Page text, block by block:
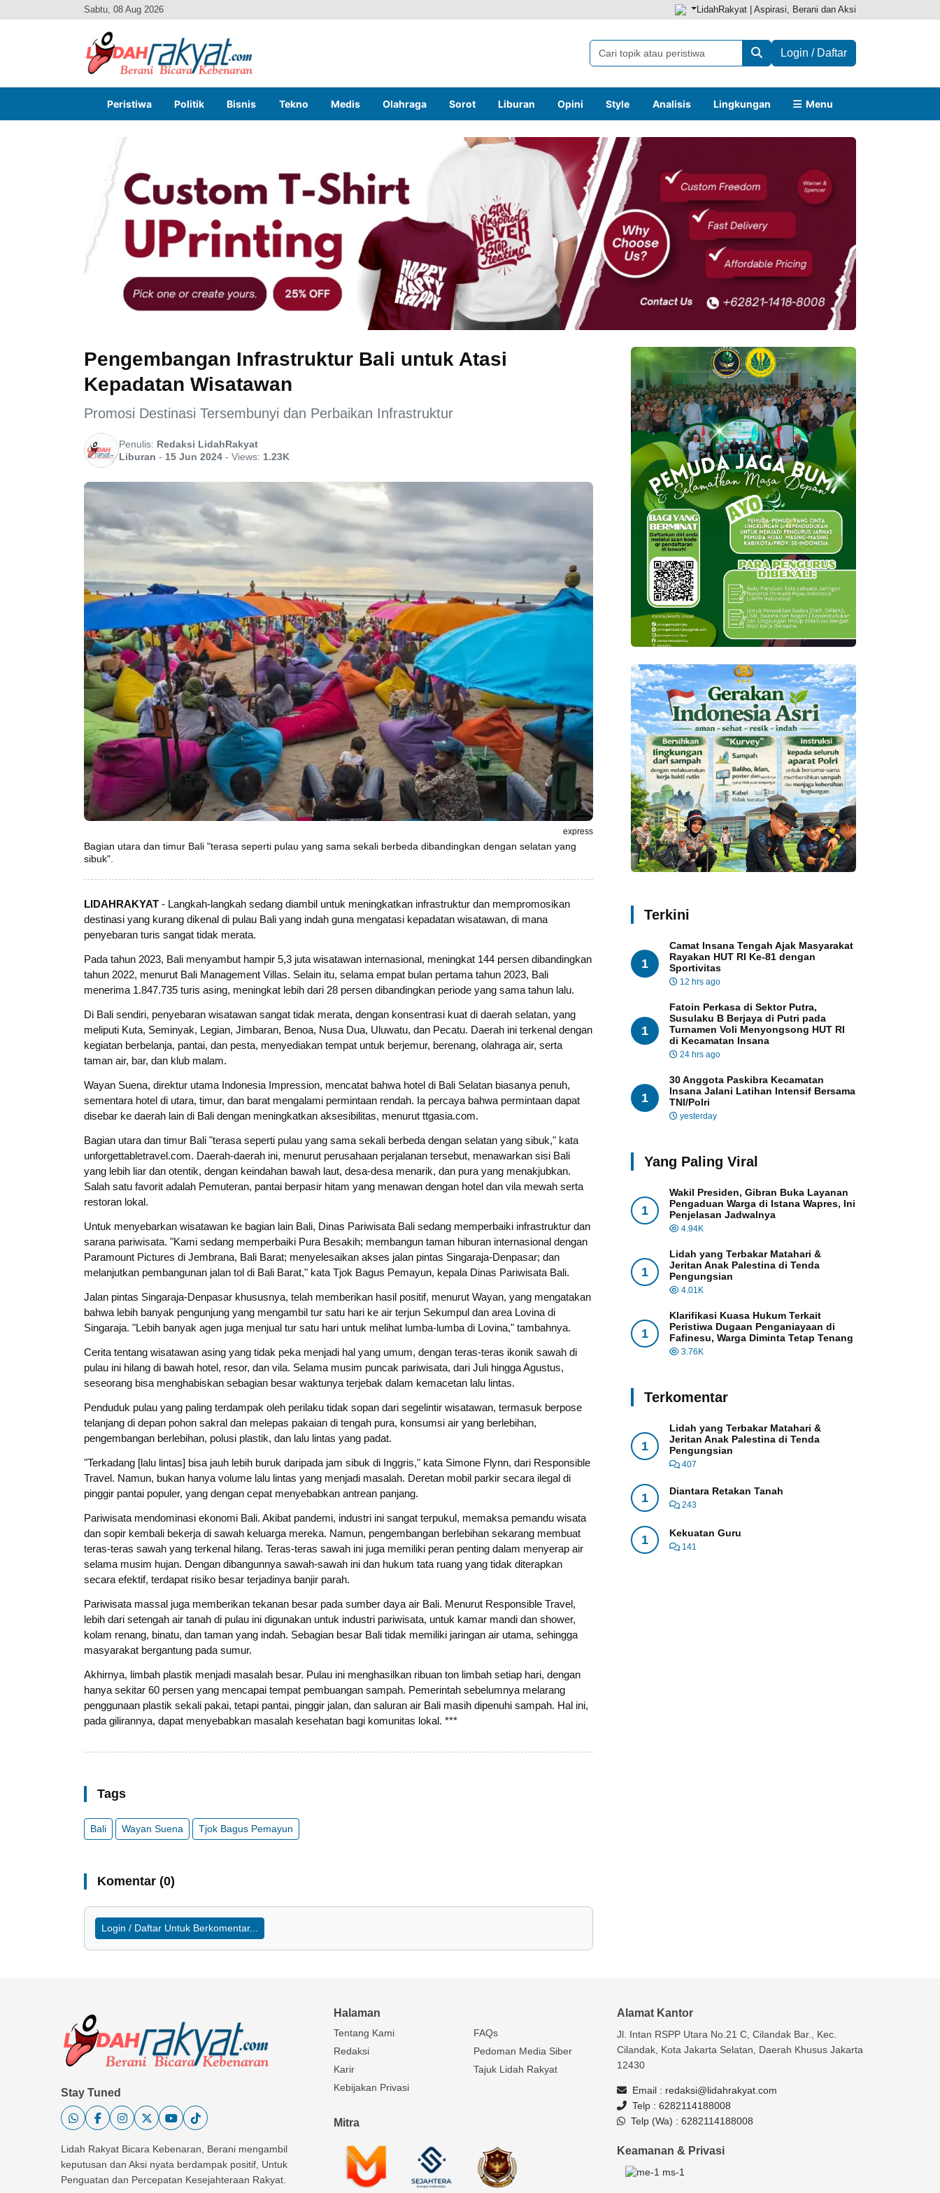
Sabtu, 08 Aug 2026 LidahRakyat | Aspirasi, Berani dan Aksi
Login / Daftar
Peristiwa Politik Bisnis Tekno Medis Olahraga Sorot Liburan Opini Style Analisis Lingkungan Menu
Pengembangan Infrastruktur Bali untuk Atasi
Kepadatan Wisatawan
Promosi Destinasi Tersembunyi dan Perbaikan Infrastruktur
Penulis: Redaksi LidahRakyat
Liburan - 15 Jun 2024 - Views: 1.23K
express
Bagian utara dan timur Bali "terasa seperti pulau yang sama sekali berbeda dibandingkan dengan selatan yang
sibuk".
LIDAHRAKYAT - Langkah-langkah sedang diambil untuk meningkatkan infrastruktur dan mempromosikan
destinasi yang kurang dikenal di pulau Bali yang indah guna mengatasi kepadatan wisatawan, di mana
penyebaran turis sangat tidak merata.
Pada tahun 2023, Bali menyambut hampir 5,3 juta wisatawan internasional, meningkat 144 persen dibandingkan
tahun 2022, menurut Bali Management Villas. Selain itu, selama empat bulan pertama tahun 2023, Bali
menerima 1.847.735 turis asing, meningkat lebih dari 28 persen dibandingkan periode yang sama tahun lalu.
Di Bali sendiri, penyebaran wisatawan sangat tidak merata, dengan konsentrasi kuat di daerah selatan, yang
meliputi Kuta, Seminyak, Legian, Jimbaran, Benoa, Nusa Dua, Uluwatu, dan Pecatu. Daerah ini terkenal dengan
kegiatan berbelanja, pantai, dan pesta, menyediakan tempat untuk berjemur, berenang, olahraga air, serta
taman air, bar, dan klub malam.
Wayan Suena, direktur utama Indonesia Impression, mencatat bahwa hotel di Bali Selatan biasanya penuh,
sementara hotel di utara, timur, dan barat mengalami permintaan rendah. Ia percaya bahwa permintaan dapat
disebar ke daerah lain di Bali dengan meningkatkan aksesibilitas, menurut ttgasia.com.
Bagian utara dan timur Bali "terasa seperti pulau yang sama sekali berbeda dengan selatan yang sibuk," kata
unforgettabletravel.com. Daerah-daerah ini, menurut perusahaan perjalanan tersebut, menawarkan sisi Bali
yang lebih liar dan otentik, dengan keindahan bawah laut, desa-desa menarik, dan pura yang menakjubkan.
Salah satu favorit adalah Pemuteran, pantai berpasir hitam yang menawan dengan hotel dan vila mewah serta
restoran lokal.
Untuk menyebarkan wisatawan ke bagian lain Bali, Dinas Pariwisata Bali sedang memperbaiki infrastruktur dan
sarana pariwisata. "Kami sedang memperbaiki Pura Besakih; membangun taman hiburan internasional dengan
Paramount Pictures di Jembrana, Bali Barat; menyelesaikan akses jalan pintas Singaraja-Denpasar; dan
melanjutkan pembangunan jalan tol di Bali Barat," kata Tjok Bagus Pemayun, kepala Dinas Pariwisata Bali.
Jalan pintas Singaraja-Denpasar khususnya, telah memberikan hasil positif, menurut Wayan, yang mengatakan
bahwa lebih banyak pengunjung yang mengambil tur satu hari ke air terjun Sekumpul dan area Lovina di
Singaraja. "Lebih banyak agen juga menjual tur satu hari untuk melihat lumba-lumba di Lovina," tambahnya.
Cerita tentang wisatawan asing yang tidak peka menjadi hal yang umum, dengan teras-teras ikonik sawah di
pulau ini hilang di bawah hotel, resor, dan vila. Selama musim puncak pariwisata, dari Juli hingga Agustus,
seseorang bisa menghabiskan sebagian besar waktunya terjebak dalam kemacetan lalu lintas.
Penduduk pulau yang paling terdampak oleh perilaku tidak sopan dari segelintir wisatawan, termasuk berpose
telanjang di depan pohon sakral dan melepas pakaian di tengah pura, konsumsi air yang berlebihan,
pengembangan berlebihan, polusi plastik, dan lalu lintas yang padat.
"Terkadang [lalu lintas] bisa jauh lebih buruk daripada jam sibuk di Inggris," kata Simone Flynn, dari Responsible
Travel. Namun, bukan hanya volume lalu lintas yang menjadi masalah. Deretan mobil parkir secara ilegal di
pinggir pantai populer, yang dengan cepat menyebabkan antrean panjang.
Pariwisata mendominasi ekonomi Bali. Akibat pandemi, industri ini sangat terpukul, memaksa pemandu wisata
dan sopir kembali bekerja di sawah keluarga mereka. Namun, pengembangan berlebihan sekarang membuat
teras-teras sawah yang terkenal hilang. Teras-teras sawah ini juga memiliki peran penting dalam menyerap air
selama musim hujan. Dengan dibangunnya sawah-sawah ini dan hukum tata ruang yang tidak diterapkan
secara efektif, terdapat risiko besar terjadinya banjir parah.
Pariwisata massal juga memberikan tekanan besar pada sumber daya air Bali. Menurut Responsible Travel,
lebih dari setengah air tanah di pulau ini digunakan untuk industri pariwisata, untuk kamar mandi dan shower,
kolam renang, binatu, dan taman yang indah. Sebagian besar Bali tidak memiliki jaringan air utama, sehingga
masyarakat bergantung pada sumur.
Akhirnya, limbah plastik menjadi masalah besar. Pulau ini menghasilkan ribuan ton limbah setiap hari, dengan
hanya sekitar 60 persen yang mencapai tempat pembuangan sampah. Pemerintah sebelumnya melarang
penggunaan plastik sekali pakai, tetapi pantai, pinggir jalan, dan saluran air Bali masih dipenuhi sampah. Hal ini,
pada gilirannya, dapat menyebabkan masalah kesehatan bagi komunitas lokal. ***
Tags
Bali Wayan Suena Tjok Bagus Pemayun
Komentar (0)
Login / Daftar Untuk Berkomentar...
Terkini
1
Camat Insana Tengah Ajak Masyarakat
Rayakan HUT RI Ke-81 dengan
Sportivitas
12 hrs ago
1
Fatoin Perkasa di Sektor Putra,
Susulaku B Berjaya di Putri pada
Turnamen Voli Menyongsong HUT RI
di Kecamatan Insana
24 hrs ago
1
30 Anggota Paskibra Kecamatan
Insana Jalani Latihan Intensif Bersama
TNI/Polri
yesterday
Yang Paling Viral
1
Wakil Presiden, Gibran Buka Layanan
Pengaduan Warga di Istana Wapres, Ini
Penjelasan Jadwalnya
4.94K
1
Lidah yang Terbakar Matahari &
Jeritan Anak Palestina di Tenda
Pengungsian
4.01K
1
Klarifikasi Kuasa Hukum Terkait
Peristiwa Dugaan Penganiayaan di
Fafinesu, Warga Diminta Tetap Tenang
3.76K
Terkomentar
1
Lidah yang Terbakar Matahari &
Jeritan Anak Palestina di Tenda
Pengungsian
407
1 Diantara Retakan Tanah
243
1 Kekuatan Guru
141
Stay Tuned
Lidah Rakyat Bicara Kebenaran, Berani mengambil
keputusan dan Aksi nyata berdampak positif, Untuk
Penguatan dan Percepatan Kesejahteraan Rakyat.
Halaman
Tentang Kami
Redaksi
Karir
Kebijakan Privasi
FAQs
Pedoman Media Siber
Tajuk Lidah Rakyat
Mitra
Alamat Kantor
Jl. Intan RSPP Utara No.21 C, Cilandak Bar., Kec.
Cilandak, Kota Jakarta Selatan, Daerah Khusus Jakarta
12430
Email : redaksi@lidahrakyat.com
Telp : 6282114188008
Telp (Wa) : 6282114188008
Keamanan & Privasi